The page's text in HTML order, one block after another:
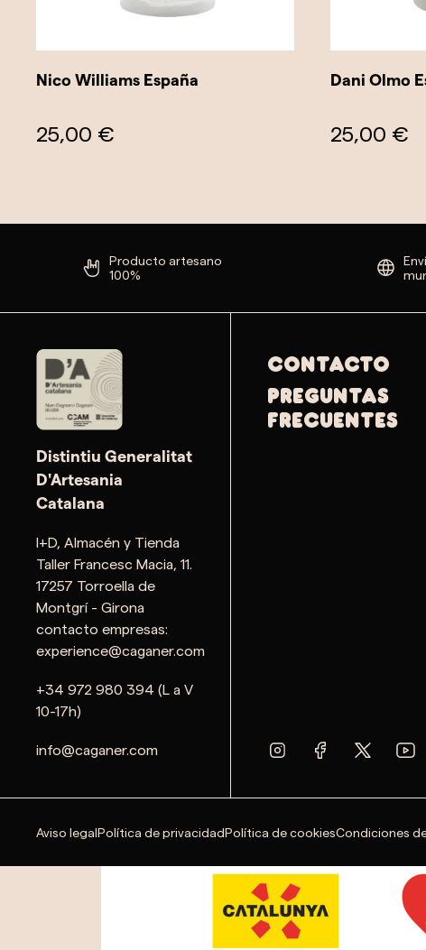
Nico Williams España
25,00 €
Dani Olmo
25,00 €
Producto artesano
100%
Distintiu Generalitat
D'Artesania
Catalana
I+D, Almacén y Tienda
Taller Francesc Macia, 11.
17257 Torroella de
Montgrí - Girona
contacto empresas:
experience@caganer.com
+34 972 980 394 (L a V
10-17h)
info@caganer.com
Contacto
PREGUNTAS
FRECUENTES
Aviso legalPolítica de privacidadPolítica de cookiesCondiciones